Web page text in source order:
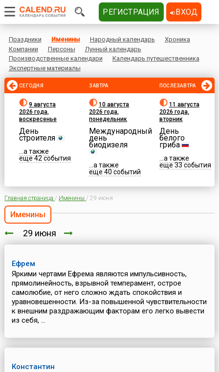
Праздники Именины Народный календарь
Хроника
Компании
Персоны
Лунный календарь
Производственные календари
Календарь путешественника
Экспертные материалы
СЕГОДНЯ
9 августа
2026 года,
воскресенье
День
строителя
...а также
еще 42 события
ЗАВТРА
10 августа
2026 года,
понедельник
Международный
день
биодизеля
...а также
еще 40 событий
ПОСЛЕЗАВТРА
11 августа
2026 года,
вторник
День
белого
гриба
...а также
еще 33 события
Главная страница / Именины / 29 июня
Именины
29 июня
Ефрем
Яркими чертами Ефрема являются импульсивность,
прямолинейность, взрывной темперамент, острое
самолюбие, от него сложно ждать спокойствия и
уравновешенности. Из-за повышенной чувствительности
к внешним раздражающим факторам его легко вывести
из себя, ...
Константин
РЕГИСТРАЦИЯ ВХОД